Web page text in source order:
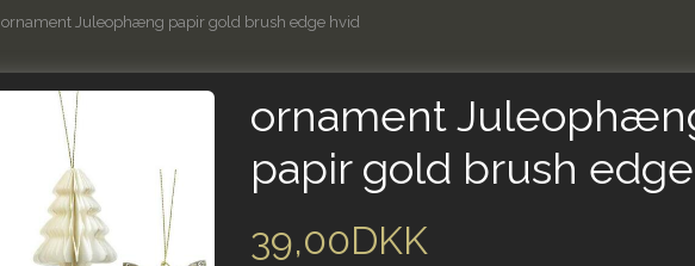
ornament Juleophæng papir gold brush edge hvid
ornament
papir gold brush
39,00DKK